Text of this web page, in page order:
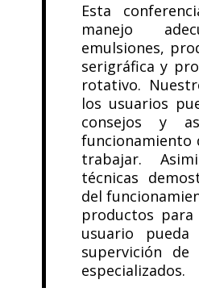
Esta
manejo
emulsiones,
serigráfica y
rotativo.
los usuarios
consejos y
funcionamiento
trabajar.
técnicas
del
productos
usuario
supervición de
especializados.